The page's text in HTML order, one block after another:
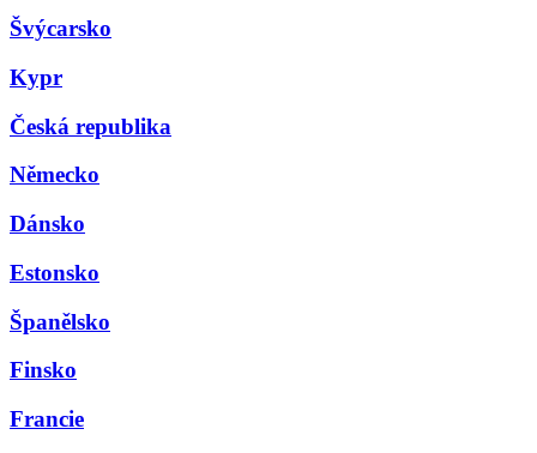
Švýcarsko
Kypr
Česká republika
Německo
Dánsko
Estonsko
Španělsko
Finsko
Francie